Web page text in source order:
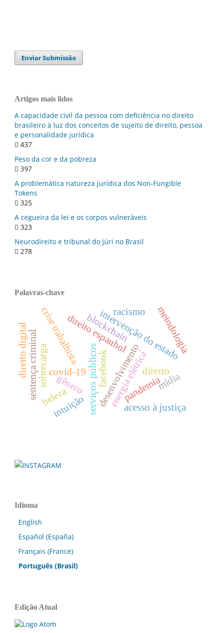
Enviar Submissão
Artigos mais lidos
A capacidade civil da pessoa com deficiência no direito
brasileiro à luz dos conceitos de sujeito de direito, pessoa
e personalidade jurídica
437
Peso da cor e da pobreza
397
A problemática natureza jurídica dos Non-Fungible
Tokens
325
A cegueira da lei e os corpos vulneráveis
323
Neurodireito e tribunal do júri no Brasil
278
Palavras-chave
.
desenvolvimento
intervenção do estado
serviços públicosenergia elétrica
covid-19
crise trabalhistadireito espanhol
gênero
racismo
pandemia
acesso à justiça
sobrecarga
sentença criminal direito
metodologia
facebook mídia
beleza
direito digital blockchain
intuição
Idioma
English
Español (España)
Français (France)
Português (Brasil)
Edição Atual